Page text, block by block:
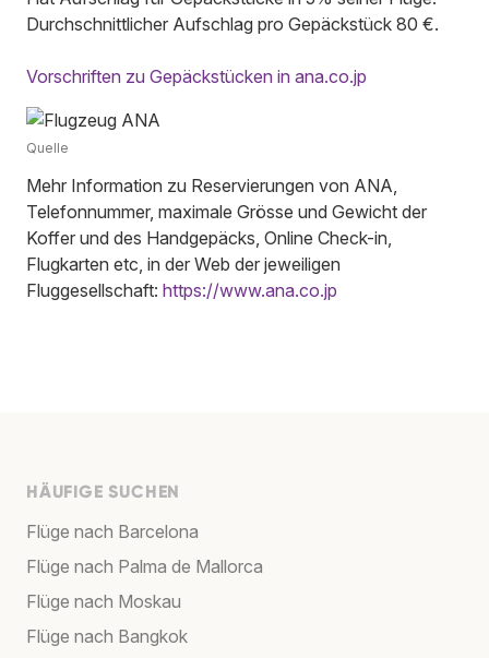
Durchschnittlicher Aufschlag pro Gepäckstück 80 €.
Vorschriften zu Gepäckstücken in ana.co.jp
Quelle
Mehr Information zu Reservierungen von ANA,
Telefonnummer, maximale Grösse und Gewicht der
Koffer und des Handgepäcks, Online Check-in,
Flugkarten etc, in der Web der jeweiligen
Fluggesellschaft: https://www.ana.co.jp
HÄUFIGE SUCHEN
Flüge nach Barcelona
Flüge nach Palma de Mallorca
Flüge nach Moskau
Flüge nach Bangkok